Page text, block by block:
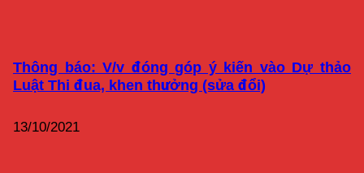
Thông báo: V/v đóng góp ý kiến vào Dự thảo
Luật Thi đua, khen thưởng (sửa đổi)
13/10/2021